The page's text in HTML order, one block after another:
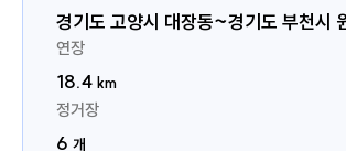
경기도 고양시 대장동~경기도 부천시
연장
18.4 km
정거장
6 개